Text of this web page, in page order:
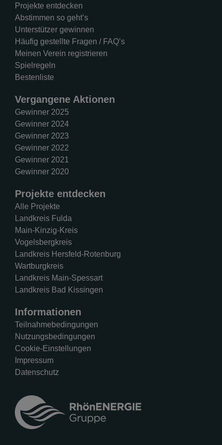
Projekte entdecken
Abstimmen so geht’s
Unterstützer gewinnen
Häufig gestellte Fragen / FAQ’s
Meinen Verein registrieren
Spielregeln
Bestenliste
Vergangene Aktionen
Gewinner 2025
Gewinner 2024
Gewinner 2023
Gewinner 2022
Gewinner 2021
Gewinner 2020
Projekte entdecken
Alle Projekte
Landkreis Fulda
Main-Kinzig-Kreis
Vogelsbergkreis
Landkreis Hersfeld-Rotenburg
Wartburgkreis
Landkreis Main-Spessart
Landkreis Bad Kissingen
Informationen
Teilnahmebedingungen
Nutzungsbedingungen
Cookie-Einstellungen
Impressum
Datenschutz